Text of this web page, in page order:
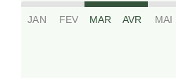
JAN FEV MAR AVR MAI